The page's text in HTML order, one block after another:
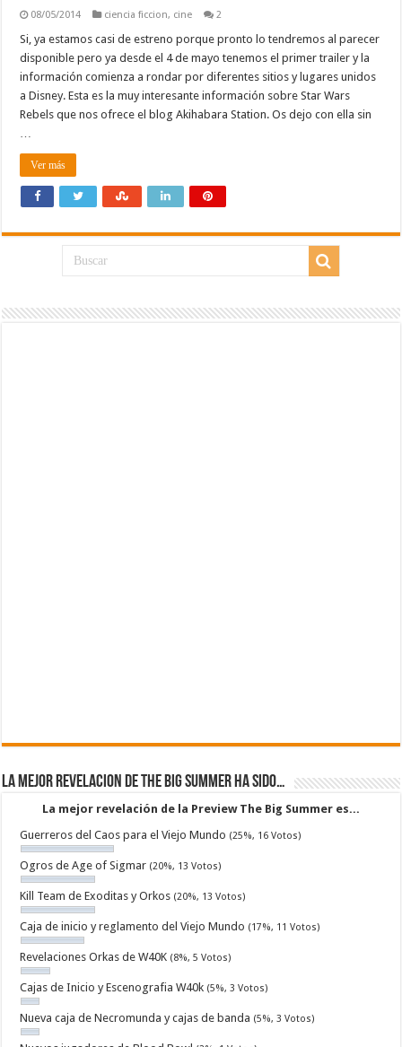
08/05/2014 ciencia ficcion, cine 2
Si, ya estamos casi de estreno porque pronto lo tendremos al parecer
disponible pero ya desde el 4 de mayo tenemos el primer trailer y la
información comienza a rondar por diferentes sitios y lugares unidos
a Disney. Esta es la muy interesante información sobre Star Wars
Rebels que nos ofrece el blog Akihabara Station. Os dejo con ella sin
Ver más
La mejor revelacion de The Big Summer ha sido…
La mejor revelación de la Preview The Big Summer es...
Guerreros del Caos para el Viejo Mundo (25%, 16 Votos)
Ogros de Age of Sigmar (20%, 13 Votos)
Kill Team de Exoditas y Orkos (20%, 13 Votos)
Caja de inicio y reglamento del Viejo Mundo (17%, 11 Votos)
Revelaciones Orkas de W40K (8%, 5 Votos)
Cajas de Inicio y Escenografia W40k (5%, 3 Votos)
Nueva caja de Necromunda y cajas de banda (5%, 3 Votos)